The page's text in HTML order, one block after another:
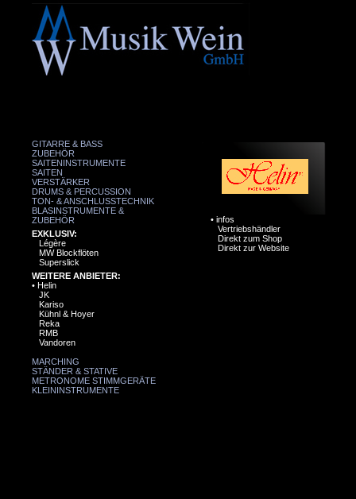
GITARRE & BASS
ZUBEHÖR
SAITENINSTRUMENTE
SAITEN
VERSTÄRKER
DRUMS & PERCUSSION
TON- & ANSCHLUSSTECHNIK
BLASINSTRUMENTE &
ZUBEHÖR
EXKLUSIV:
Légère
MW Blockflöten
Superslick
WEITERE ANBIETER:
• Helin
JK
Kariso
Kühnl & Hoyer
Reka
RMB
Vandoren
MARCHING
STÄNDER & STATIVE
METRONOME STIMMGERÄTE
KLEININSTRUMENTE
• infos
Vertriebshändler
Direkt zum Shop
Direkt zur Website